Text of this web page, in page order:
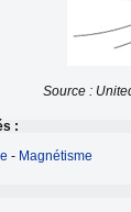
Source :
:
- Magnétisme